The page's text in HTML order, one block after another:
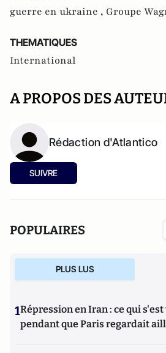
guerre en ukraine , Groupe
THEMATIQUES
International
A PROPOS DES
Rédaction d'Atlantico
SUIVRE
POPULAIRES
PLUS LUS
1Répression en Iran : ce qui
pendant que Paris regardait